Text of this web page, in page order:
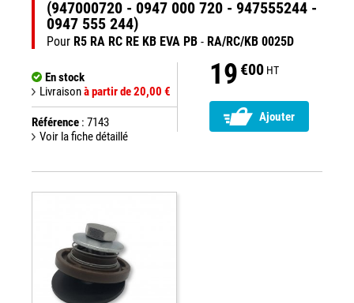
(947000720 - 0947 000 720 - 947555244 -
0947 555 244)
Pour R5 RA RC RE KB EVA PB - RA/RC/KB 0025D
En stock
Livraisonà partir de 20,00 €
Référence : 7143
Voir la fiche détaillé
19 €00 HT
Ajouter